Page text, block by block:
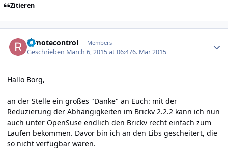
Zitieren
remotecontrol Members
Geschrieben March 6, 2015 at 06:476. Mär 2015
Hallo Borg,
an der Stelle ein großes "Danke" an Euch: mit der
Reduzierung der Abhängigkeiten im Brickv 2.2.2 kann ich nun
auch unter OpenSuse endlich den Brickv recht einfach zum
Laufen bekommen. Davor bin ich an den Libs gescheitert, die
so nicht verfügbar waren.